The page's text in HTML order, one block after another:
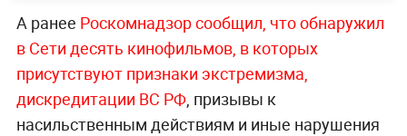
А ранее Роскомнадзор сообщил, что обнаружил
в Сети десять кинофильмов, в которых
присутствуют признаки экстремизма,
дискредитации ВС РФ, призывы к
насильственным действиям и иные нарушения